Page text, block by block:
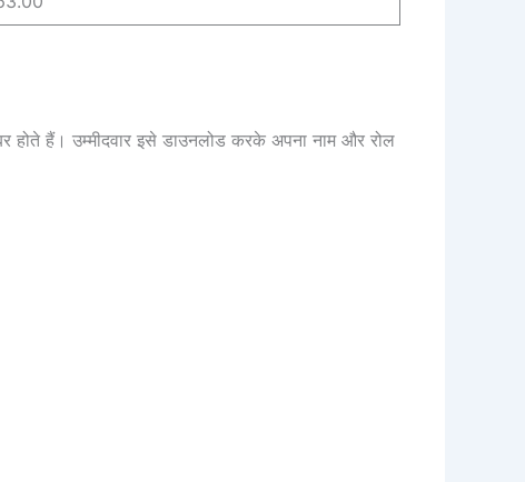
होते हैं। उम्मीदवार इसे डाउनलोड करके अपना नाम और रोल